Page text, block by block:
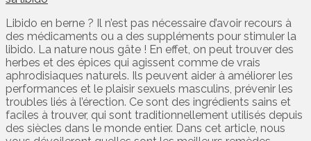
Libido en berne ? Il n’est pas nécessaire d’avoir recours à
des médicaments ou a des suppléments pour stimuler la
libido. La nature nous gâte ! En effet, on peut trouver des
herbes et des épices qui agissent comme de vrais
aphrodisiaques naturels. Ils peuvent aider à améliorer les
performances et le plaisir sexuels masculins, prévenir les
troubles liés à l’érection. Ce sont des ingrédients sains et
faciles à trouver, qui sont traditionnellement utilisés depuis
des siècles dans le monde entier. Dans cet article, nous